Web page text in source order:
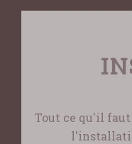
Skip
Tout ce qu'il